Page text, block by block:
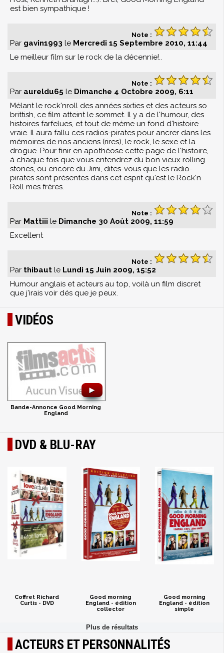
est bien sympathique !
Note :
Par gavin1993 le Mercredi 15 Septembre 2010, 11:44
Le meilleur film sur le rock de la décennie!..
Note :
Par aureldu65 le Dimanche 4 Octobre 2009, 6:11
Mélant le rock'nroll des années sixties et des acteurs so
brittish, ce film atteint le sommet. Il y a de l'humour, des
histoires farfelues, et tout de méme un fond d'histoire
vraie. Il aura fallu ces radios-pirates pour ancrer dans les
mémoires de nos anciens (rires), le rock, le sexe et la
drogue. Pour finir en apothéose cette page de l'histoire,
à chaque fois que vous entendrez du bon vieux rolling
stones, ou encore du Jimi, dites-vous que les radio-
pirates sont présentes dans cet esprit qu'est le Rock'n
Roll mes frères.
Note :
Par Mattiii le Dimanche 30 Août 2009, 11:59
Excellent
Note :
Par thibaut le Lundi 15 Juin 2009, 15:52
Humour anglais et acteurs au top, voilà un film discret
que j'irais voir dés que je peux.
VIDÉOS
►
Bande-Annonce Good Morning
England
DVD & BLU-RAY
Coffret Richard
Curtis - DVD
Good morning
England - édition
collector
Good morning
England - édition
simple
ACTEURS ET PERSONNALITÉS